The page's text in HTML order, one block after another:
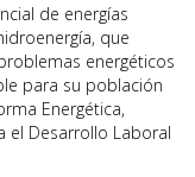
de energías
que
energéticos
para su población
Energética,
el Desarrollo Laboral